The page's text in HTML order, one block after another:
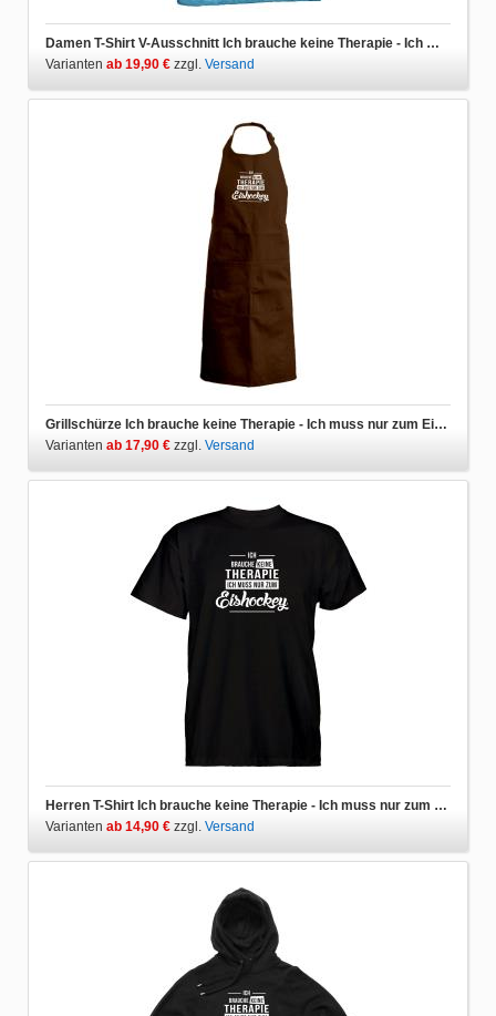
Damen T-Shirt V-Ausschnitt Ich brauche keine Therapie - Ich muss nur zum Eishockey
Varianten ab 19,90 € zzgl. Versand
Grillschürze Ich brauche keine Therapie - Ich muss nur zum Eishockey
Varianten ab 17,90 € zzgl. Versand
Herren T-Shirt Ich brauche keine Therapie - Ich muss nur zum Eishockey
Varianten ab 14,90 € zzgl. Versand